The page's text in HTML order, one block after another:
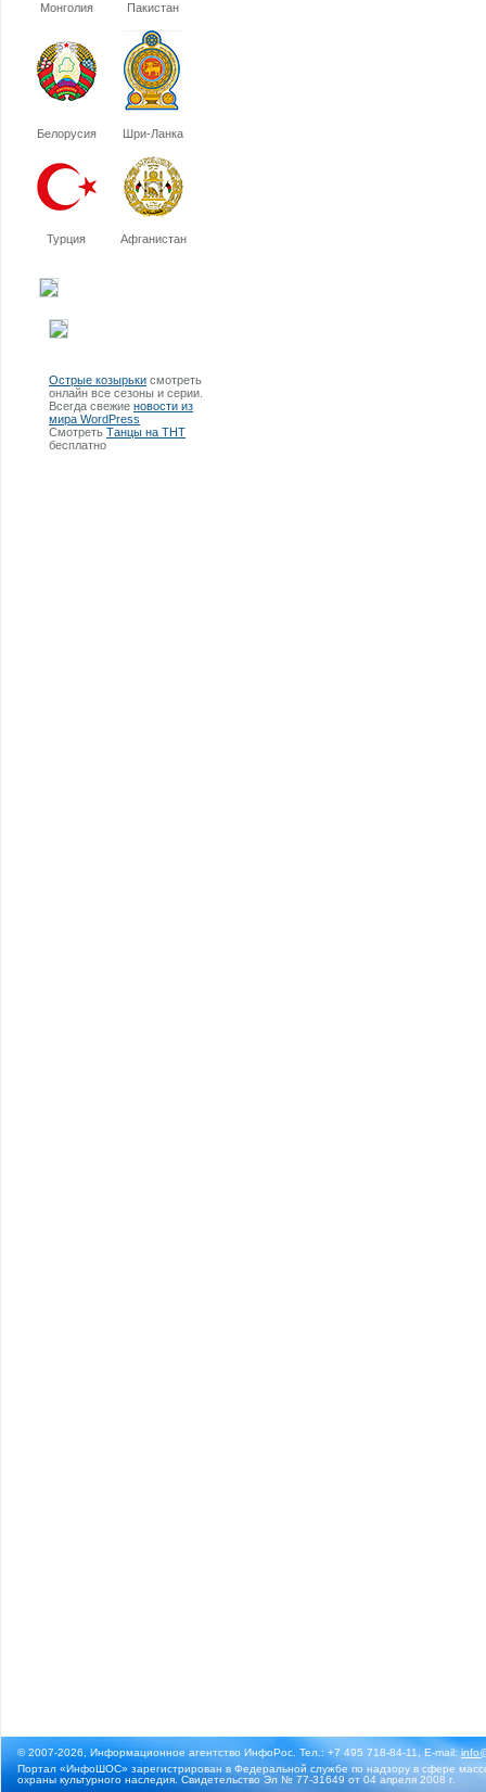
Монголия Пакистан
Белорусия Шри-Ланка
Турция Афганистан
Острые козырьки смотреть
онлайн все сезоны и серии.
Всегда свежие новости из
мира WordPress
Смотреть Танцы на ТНТ
бесплатно
© 2007-2026, Информационное агентство ИнфоРос. Тел.: +7 495 718-84-11, E-mail:
Портал «ИнфоШОС» зарегистрирован в Федеральной службе по надзору в сфере
охраны культурного наследия. Свидетельство Эл № 77-31649 от 04 апреля 2008 г.